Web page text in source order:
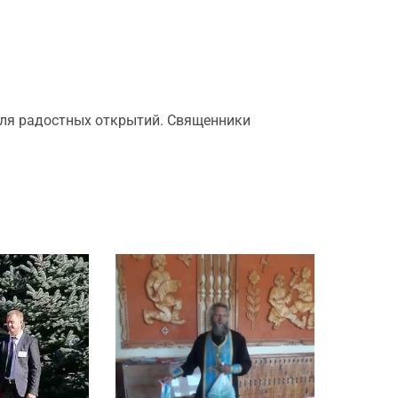
радостных открытий. Священники